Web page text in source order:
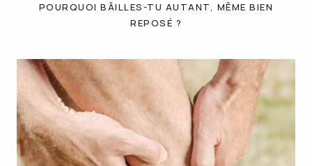
POURQUOI BÂILLES-TU AUTANT, MÊME BIEN
REPOSÉ ?